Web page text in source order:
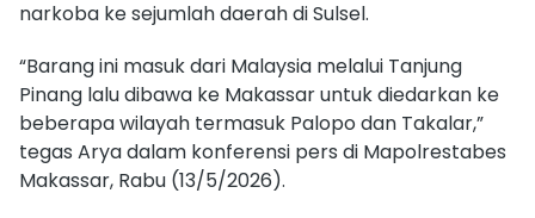
narkoba ke sejumlah daerah di Sulsel.
“Barang ini masuk dari Malaysia melalui Tanjung
Pinang lalu dibawa ke Makassar untuk diedarkan ke
beberapa wilayah termasuk Palopo dan Takalar,”
tegas Arya dalam konferensi pers di Mapolrestabes
Makassar, Rabu (13/5/2026).